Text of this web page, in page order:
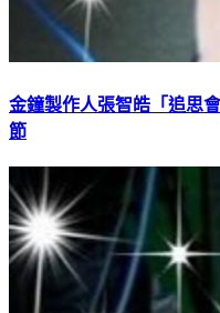
金鐘製作人張智皓「追思
節